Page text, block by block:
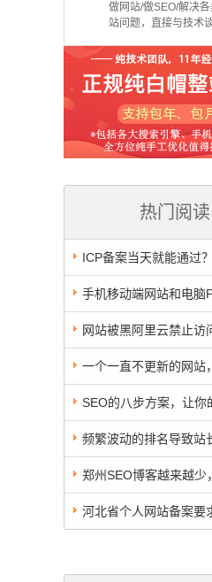
做网站/做SEO/解决各
站问题，直接与技术谈
热门阅读
ICP备案当天就能通过
代办服务了解一下
手机移动端网站和电脑
使用与跳转PHP代码
网站被黑阿里云禁止访
理？这样操作才正确
一个一直不更新的网站
好排名
SEO的八步方案，让你
上去频繁波动的排名导致站
确，网站优化数据该相信
郑州SEO博客越来越少
越来越多
河北省个人网站备案要